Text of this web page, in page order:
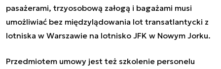
pasażerami, trzyosobową załogą i bagażami musi
umożliwiać bez międzylądowania lot transatlantycki z
lotniska w Warszawie na lotnisko JFK w Nowym Jorku.
Przedmiotem umowy jest też szkolenie personelu